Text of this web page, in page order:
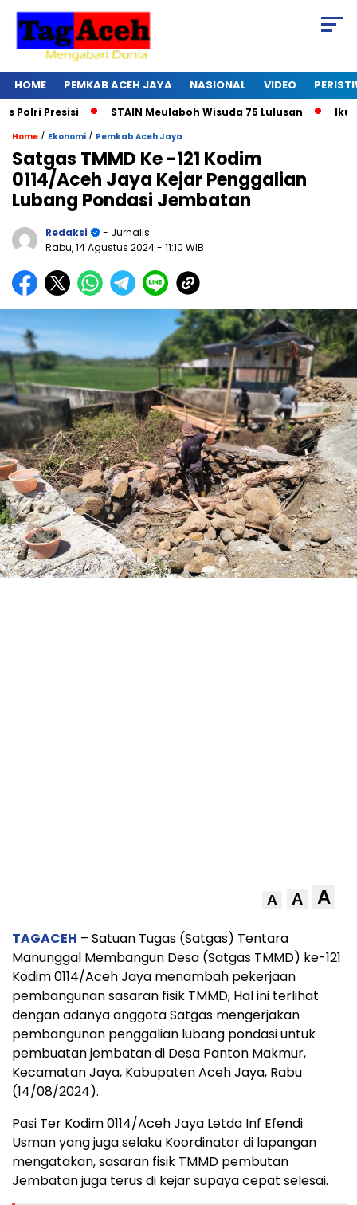
HOME PEMKAB ACEH JAYA NASIONAL VIDEO
Presisi STAIN Meulaboh Wisuda 75 Lulusan Ikut
Home / Ekonomi / Pemkab Aceh Jaya
Satgas TMMD Ke -121 Kodim
0114/Aceh Jaya Kejar Penggalian
Lubang Pondasi Jembatan
Redaksi
- Jurnalis
Rabu, 14 Agustus 2024- 11:10 WIB
A A A
TAGACEH – Satuan Tugas (Satgas) Tentara
Manunggal Membangun Desa (Satgas TMMD) ke-121
Kodim 0114/Aceh Jaya menambah pekerjaan
pembangunan sasaran fisik TMMD, Hal ini terlihat
dengan adanya anggota Satgas mengerjakan
pembangunan penggalian lubang pondasi untuk
pembuatan jembatan di Desa Panton Makmur,
Kecamatan Jaya, Kabupaten Aceh Jaya, Rabu
(14/08/2024).
Pasi Ter Kodim 0114/Aceh Jaya Letda Inf Efendi
Usman yang juga selaku Koordinator di lapangan
mengatakan, sasaran fisik TMMD pembutan
Jembatan juga terus di kejar supaya cepat selesai.